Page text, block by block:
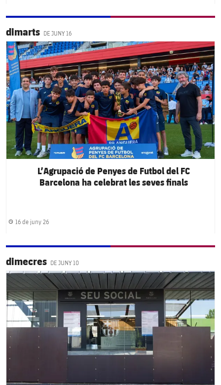
dimarts DE JUNY 16
FC Barcelona club badge
L’Agrupació de Penyes de Futbol del FC
Barcelona ha celebrat les seves finals
Data de publicació
16 de juny 26
dimecres DE JUNY 10
FC Barcelona club badge